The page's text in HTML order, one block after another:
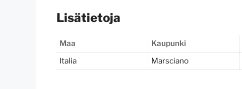
Lisätietoja
Maa Kaupunki
Italia
Marsciano